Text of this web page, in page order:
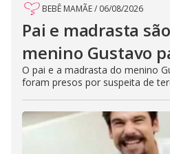
BEBÊ MAMÃE/ 06/08/2026
Pai e madrasta
menino Gustavo
O pai e a madrasta do menino
foram presos por suspeita de